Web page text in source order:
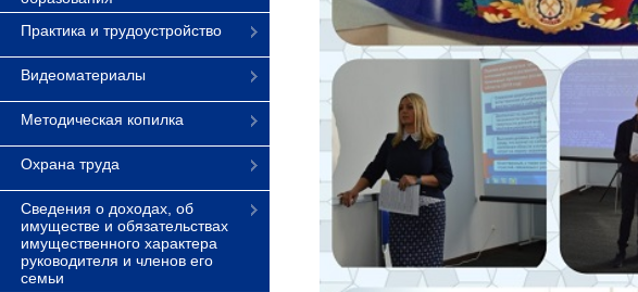
Практика и трудоустройство
Видеоматериалы
Методическая копилка
Охрана труда
Сведения о доходах, об
имуществе и обязательствах
имущественного характера
руководителя и членов его
семьи